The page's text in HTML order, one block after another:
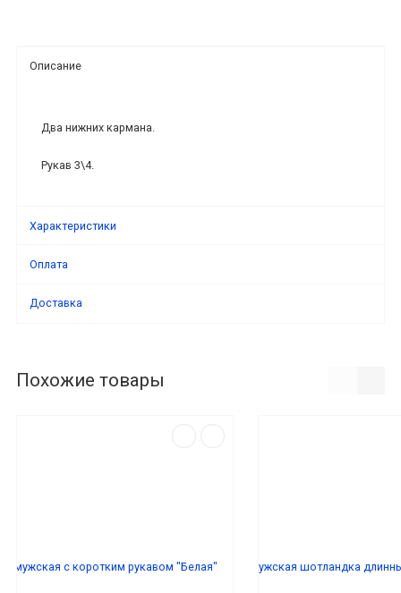
Описание
Два нижних кармана.
Рукав 3\4.
Характеристики
Оплата
Доставка
Похожие товары